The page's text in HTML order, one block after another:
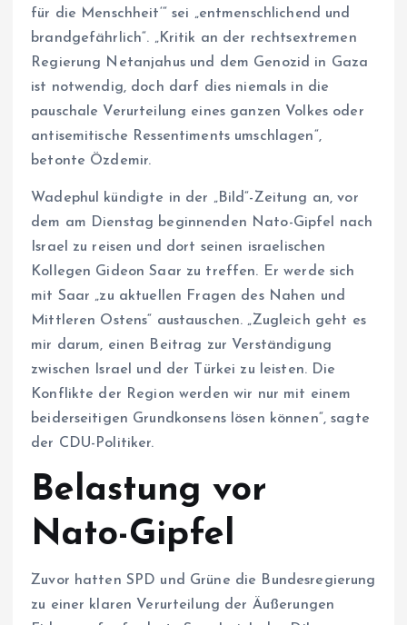
für die Menschheit‘“ sei „entmenschlichend und
brandgefährlich“. „Kritik an der rechtsextremen
Regierung Netanjahus und dem Genozid in Gaza
ist notwendig, doch darf dies niemals in die
pauschale Verurteilung eines ganzen Volkes oder
antisemitische Ressentiments umschlagen“,
betonte Özdemir.
Wadephul kündigte in der „Bild“-Zeitung an, vor
dem am Dienstag beginnenden Nato-Gipfel nach
Israel zu reisen und dort seinen israelischen
Kollegen Gideon Saar zu treffen. Er werde sich
mit Saar „zu aktuellen Fragen des Nahen und
Mittleren Ostens“ austauschen. „Zugleich geht es
mir darum, einen Beitrag zur Verständigung
zwischen Israel und der Türkei zu leisten. Die
Konflikte der Region werden wir nur mit einem
beiderseitigen Grundkonsens lösen können“, sagte
der CDU-Politiker.
Belastung vor
Nato-Gipfel
Zuvor hatten SPD und Grüne die Bundesregierung
zu einer klaren Verurteilung der Äußerungen